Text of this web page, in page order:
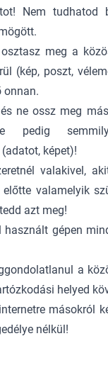
Nem tudhatod
meg a
(kép, poszt,
onnan.
ne ossz meg
pedig
képet)!
valakivel,
valamelyik
azt meg!
használt gépen
a
helyed
másokról
nélkül!